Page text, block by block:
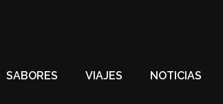
SABORES VIAJES NOTICIAS